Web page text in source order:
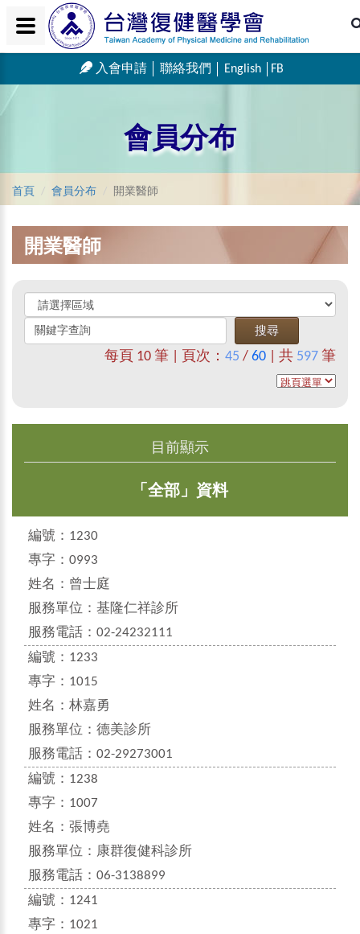
入會申請 聯絡我們 English FB
會員分布
首頁 會員分布 開業醫師
開業醫師
每頁 10 筆 | 頁次： 45 / 60 | 共 597 筆
目前顯示
「全部」資料
編號： 1230
專字： 0993
姓名： 曾士庭
服務單位： 基隆仁祥診所
服務電話： 02-24232111
編號： 1233
專字： 1015
姓名： 林嘉勇
服務單位： 德美診所
服務電話： 02-29273001
編號： 1238
專字： 1007
姓名： 張博堯
服務單位： 康群復健科診所
服務電話： 06-3138899
編號： 1241
專字： 1021